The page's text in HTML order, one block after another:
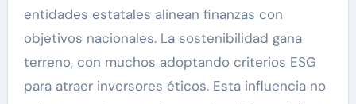
entidades estatales alinean finanzas con
objetivos nacionales. La sostenibilidad gana
terreno, con muchos adoptando criterios ESG
para atraer inversores éticos. Esta influencia no